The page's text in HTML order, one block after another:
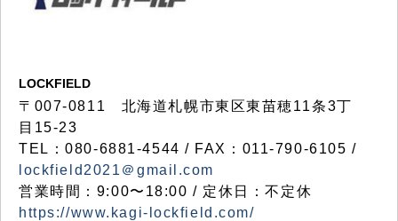
LOCKFIELD
〒007-0811 北海道札幌市東区東苗穂11条3丁
目15-23
TEL：080-6881-4544 / FAX：011-790-6105 /
lockfield2021＠gmail.com
営業時間：9:00〜18:00 / 定休日：不定休
https://www.kagi-lockfield.com/